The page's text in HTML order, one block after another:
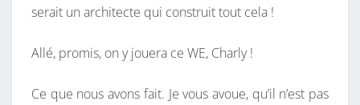
serait un architecte qui construit tout cela !
Allé, promis, on y jouera ce WE, Charly !
Ce que nous avons fait. Je vous avoue, qu’il n’est pas